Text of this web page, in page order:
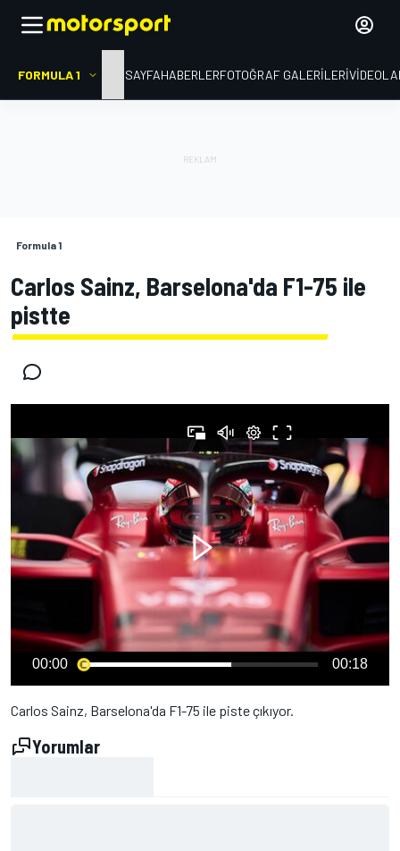
FORMULA 1 ANA SAYFAHABERLERFOTOĞRAF GALERILERI
Formula 1
Carlos Sainz, Barselona'da F1-75 ile
pistte
00:00 00:18
Carlos Sainz, Barselona'da F1-75 ile piste çıkıyor.
Yorumlar